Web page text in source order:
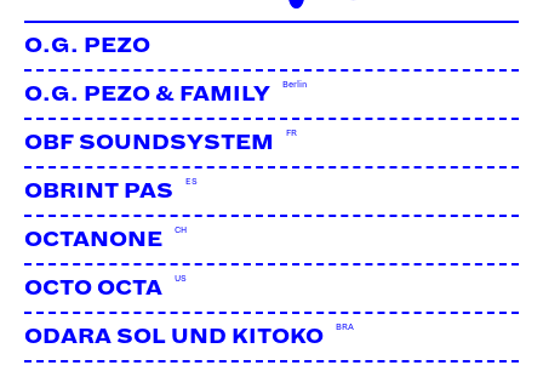
FILM 2 Bern, Zürich, Luzern
Im dichten, kaum auszuhaltenden Moment des
Seins entsteht Reibung, Vibration und
O.G. PEZO
O.G. PEZO & FAMILY Berlin
OBF SOUNDSYSTEM FR
OBRINT PAS ES
OCTANONE CH
OCTO OCTA US
ODARA SOL UND KITOKO BRA